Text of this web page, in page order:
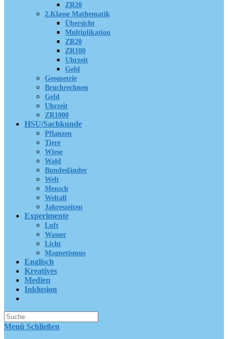
ZR20
2.Klasse Mathematik
Übersicht
Multiplikation
ZR20
ZR100
Uhrzeit
Geld
Geometrie
Bruchrechnen
Geld
Uhrzeit
ZR1000
HSU/Sachkunde
Pflanzen
Tiere
Wiese
Wald
Bundesländer
Welt
Mensch
Weltall
Jahreszeiten
Experimente
Luft
Wasser
Licht
Magnetismus
Englisch
Kreatives
Medien
Inklusion
Suche
nach:
Menü Schließen